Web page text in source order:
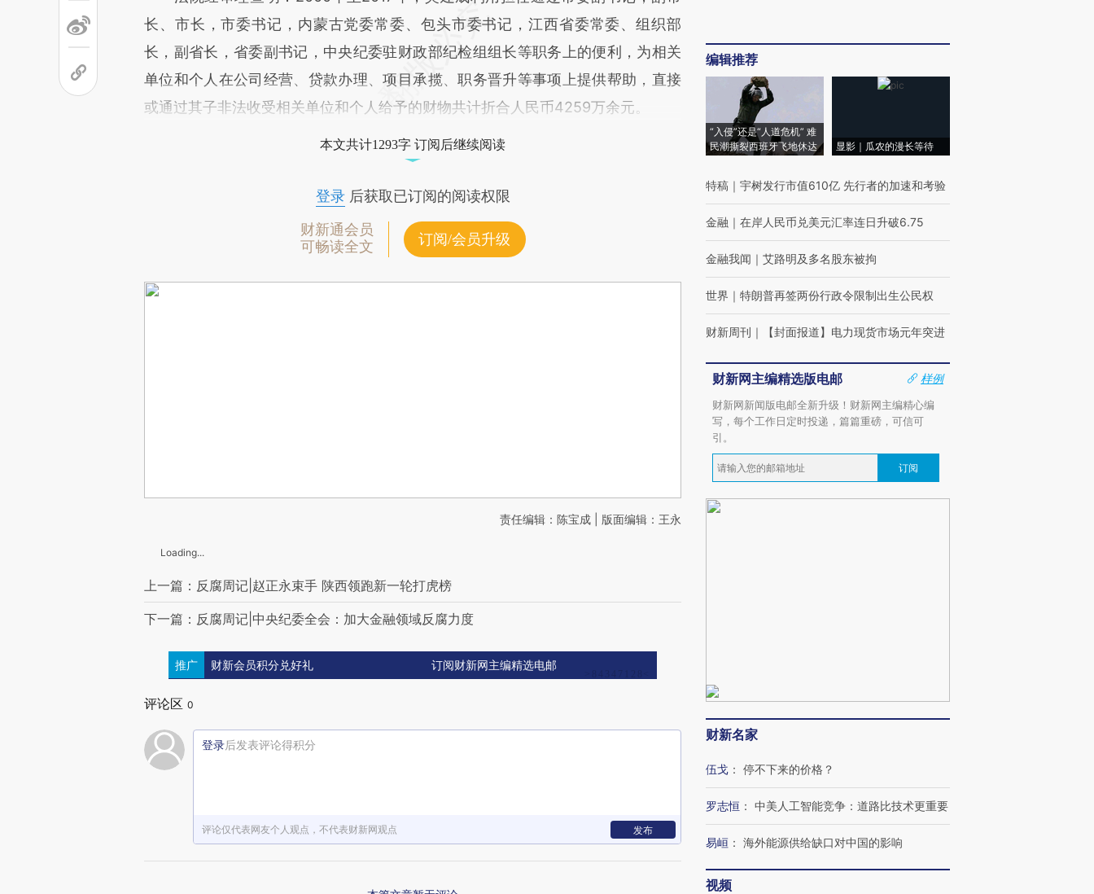
长、市长，市委书记，内蒙古党委常委、包头市委书记，江西省委常委、组织部
长，副省长，省委副书记，中央纪委驻财政部纪检组组长等职务上的便利，为相关
单位和个人在公司经营、贷款办理、项目承揽、职务晋升等事项上提供帮助，直接
或通过其子非法收受相关单位和个人给予的财物共计折合人民币4259万余元。
本文共计1293字 订阅后继续阅读
登录后获取已订阅的阅读权限
财新通会员
可畅读全文
订阅/会员升级
责任编辑：陈宝成 | 版面编辑：王永
Loading...
上一篇：反腐周记|赵正永束手 陕西领跑新一轮打虎榜
下一篇：反腐周记|中央纪委全会：加大金融领域反腐力度
推广 财新会员积分兑好礼 订阅财新网主编精选电邮
评论区 0
登录后发表评论得积分
评论仅代表网友个人观点，不代表财新网观点 发布
编辑推荐
“入侵”还是“人道危机” 难
民潮撕裂西班牙飞地休达
显影｜瓜农的漫长等待
特稿 ｜ 宇树发行市值610亿 先行者的加速和考验
金融 ｜ 在岸人民币兑美元汇率连日升破6.75
金融我闻 ｜ 艾路明及多名股东被拘
世界 ｜ 特朗普再签两份行政令限制出生公民权
财新周刊 ｜ 【封面报道】电力现货市场元年突进
财新网主编精选版电邮
样例
财新网新闻版电邮全新升级！财新网主编精心编
写，每个工作日定时投递，篇篇重磅，可信可
引。
订阅
财新名家
伍戈 ： 停不下来的价格？
罗志恒 ： 中美人工智能竞争：道路比技术更重要
易峘 ： 海外能源供给缺口对中国的影响
视频